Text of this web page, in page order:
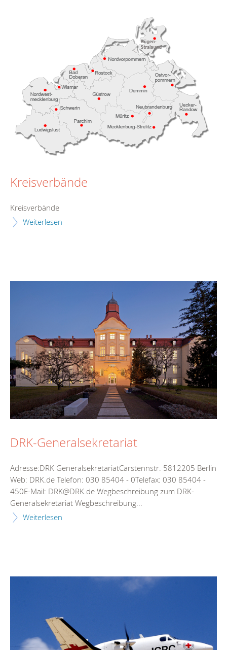
Kreisverbände
Kreisverbände
Weiterlesen
DRK-Generalsekretariat
Adresse:DRK GeneralsekretariatCarstennstr. 5812205 Berlin
Web: DRK.de Telefon: 030 85404 - 0Telefax: 030 85404 -
450E-Mail: DRK@DRK.de Wegbeschreibung zum DRK-
Generalsekretariat Wegbeschreibung...
Weiterlesen